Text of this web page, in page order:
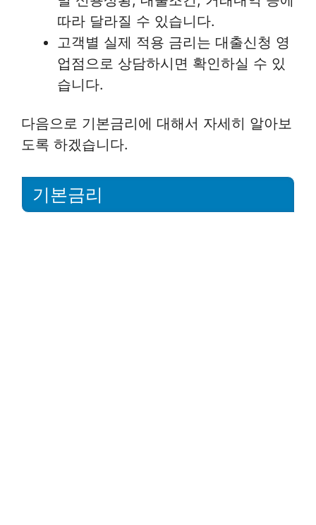
따라 달라질 수 있습니다.
고객별 실제 적용 금리는 대출신청 영
업점으로 상담하시면 확인하실 수 있
습니다.
다음으로 기본금리에 대해서 자세히 알아보
도록 하겠습니다.
기본금리